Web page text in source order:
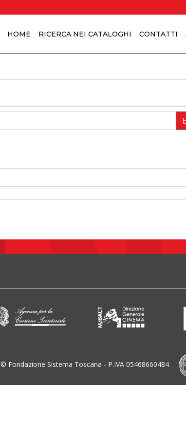
HOME RICERCA NEI CATALOGHI CONTATTI
© Fondazione Sistema Toscana - P.IVA 05468660484